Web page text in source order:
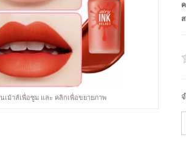
นเม้าส์เพื่อซูม และ คลิกเพื่อขยายภาพ